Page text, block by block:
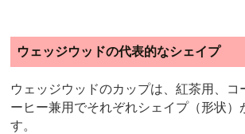
ウェッジウッドの代表的なシェイプ
ウェッジウッドのカップは、紅茶用、コ
ーヒー兼用でそれぞれシェイプ（形状）
す。